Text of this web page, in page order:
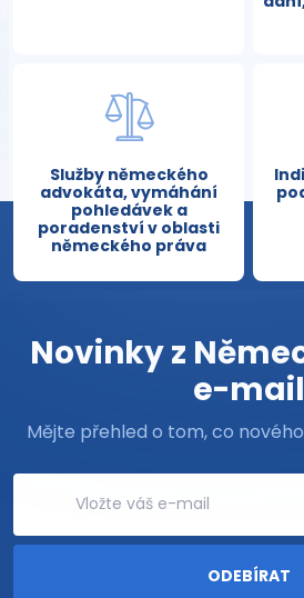
Služby německého
advokáta, vymáhání
pohledávek a
poradenství v oblasti
německého práva
Novinky z
e-mail
Mějte přehled o tom, co